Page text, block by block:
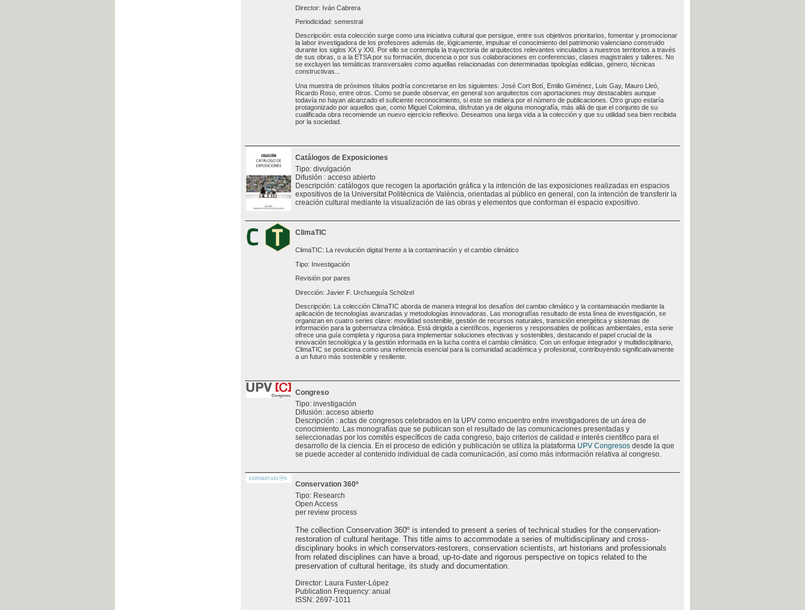
Director: Iván Cabrera
Periodicidad: semestral
Descripción: esta colección surge como una iniciativa cultural que persigue, entre sus objetivos prioritarios, fomentar y promocionar
la labor investigadora de los profesores además de, lógicamente, impulsar el conocimiento del patrimonio valenciano construido
durante los siglos XX y XXI. Por ello se contempla la trayectoria de arquitectos relevantes vinculados a nuestros territorios a través
de sus obras, o a la ETSA por su formación, docencia o por sus colaboraciones en conferencias, clases magistrales y talleres. No
se excluyen las temáticas transversales como aquellas relacionadas con determinadas tipologías edilicias, género, técnicas
constructivas...
Una muestra de próximos títulos podría concretarse en los siguientes: José Cort Botí, Emilio Giménez, Luis Gay, Mauro Lleó,
Ricardo Roso, entre otros. Como se puede observar, en general son arquitectos con aportaciones muy destacables aunque
todavía no hayan alcanzado el suficiente reconocimiento, si este se midiera por el número de publicaciones. Otro grupo estaría
protagonizado por aquellos que, como Miguel Colomina, disfrutan ya de alguna monografía, más allá de que el conjunto de su
cualificada obra recomiende un nuevo ejercicio reflexivo. Deseamos una larga vida a la colección y que su utilidad sea bien recibida
por la sociedad.
Catálogos de Exposiciones
Tipo: divulgación
Difusión : acceso abierto
Descripción: catálogos que recogen la aportación gráfica y la intención de las exposiciones realizadas en espacios
expositivos de la Universitat Politècnica de València, orientadas al público en general, con la intención de transferir la
creación cultural mediante la visualización de las obras y elementos que conforman el espacio expositivo.
ClimaTIC
ClimaTIC: La revolución digital frente a la contaminación y el cambio climático
Tipo: Investigación
Revisión por pares
Dirección: Javier F. Urchueguía Schölzel
Descripción: La colección ClimaTIC aborda de manera integral los desafíos del cambio climático y la contaminación mediante la
aplicación de tecnologías avanzadas y metodologías innovadoras. Las monografías resultado de esta línea de investigación, se
organizan en cuatro series clave: movilidad sostenible, gestión de recursos naturales, transición energética y sistemas de
información para la gobernanza climática. Está dirigida a científicos, ingenieros y responsables de políticas ambientales, esta serie
ofrece una guía completa y rigurosa para implementar soluciones efectivas y sostenibles, destacando el papel crucial de la
innovación tecnológica y la gestión informada en la lucha contra el cambio climático. Con un enfoque integrador y multidisciplinario,
ClimaTIC se posiciona como una referencia esencial para la comunidad académica y profesional, contribuyendo significativamente
a un futuro más sostenible y resiliente.
Congreso
Tipo: investigación
Difusión: acceso abierto
Descripción : actas de congresos celebrados en la UPV como encuentro entre investigadores de un área de
conocimiento. Las monografías que se publican son el resultado de las comunicaciones presentadas y
seleccionadas por los comités específicos de cada congreso, bajo criterios de calidad e interés científico para el
desarrollo de la ciencia. En el proceso de edición y publicación se utiliza la plataforma UPV Congresos desde la que
se puede acceder al contenido individual de cada comunicación, así como más información relativa al congreso.
Conservation 360º
Tipo: Research
Open Access
per review process
The collection Conservation 360º is intended to present a series of technical studies for the conservation-
restoration of cultural heritage. This title aims to accommodate a series of multidisciplinary and cross-
disciplinary books in which conservators-restorers, conservation scientists, art historians and professionals
from related disciplines can have a broad, up-to-date and rigorous perspective on topics related to the
preservation of cultural heritage, its study and documentation.
Director: Laura Fuster-López
Publication Frequency: anual
ISSN: 2697-1011